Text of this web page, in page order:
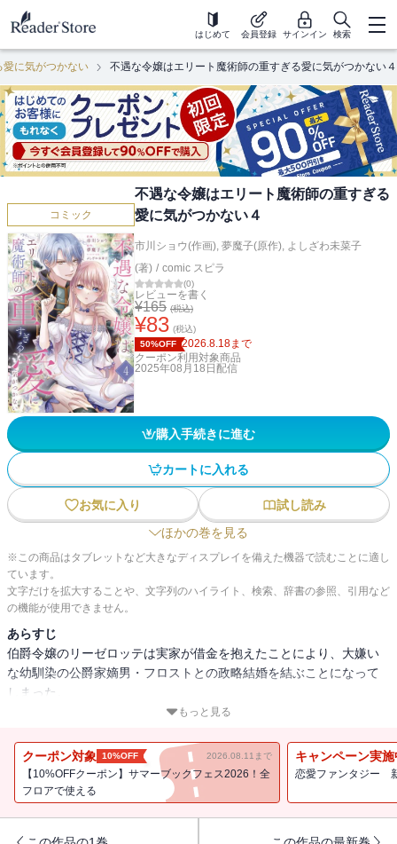
はじめて 会員登録 サインイン 検索
に気がつかない 不遇な令嬢はエリート魔術師の重すぎる愛に気がつかない４
コミック
不遇な令嬢はエリート魔術師の重すぎる
愛に気がつかない４
市川ショウ(作画), 夢魔子(原作), よしざわ未菜子
(著) / comic スピラ
(0)
レビューを書く
¥165 (税込)
¥83 (税込)
50%OFF 2026.8.18まで
クーポン利用対象商品
2025年08月18日 配信
購入手続きに進む
カートに入れる
お気に入り
試し読み
ほかの巻を見る
※この商品はタブレットなど大きなディスプレイを備えた機器で読むことに適し
ています。
文字だけを拡大することや、文字列のハイライト、検索、辞書の参照、引用など
の機能が使用できません。
あらすじ
伯爵令嬢のリーゼロッテは実家が借金を抱えたことにより、大嫌い
な幼馴染の公爵家嫡男・フロストとの政略結婚を結ぶことになって
しまった。
久しぶりのフロストとの再会―・・・、大人びた雰囲気を纏ってい
ーゼロッテに迫ってくる。耐えきれなくなったリーゼロッテはこれ
以上振り回されたくないと婚約解消と家出を決意。
そんなリーゼロッテは家出先の魔道具店で正体不明の青年・スノウ
もっと見る
クーポン対象 10%OFF 2026.08.11まで
【10%OFFクーポン】サマーブックフェス2026！全
フロアで使える
キャンペーン実施
恋愛ファンタジー